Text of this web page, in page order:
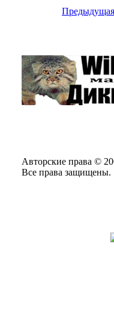
Предыдущая
Авторские права ©
Все права защищены.